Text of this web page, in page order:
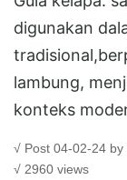
digunakan
lambung,
konteks
√ Post 04-02-24
√ 2960 views